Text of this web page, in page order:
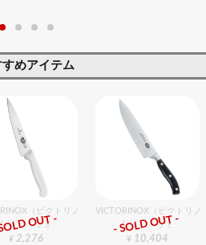
すめアイテム
ーティリティーナイフ 15cm
（ビクトリノックス） ペティナイフ WH
包丁・ハサミ
¥ 2,276
OUT -
VICTORINOX（ビクトリ
包丁・ハサミ
¥ 10,404
- SOLD OUT -